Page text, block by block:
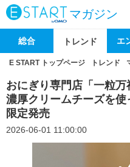
マガジン
総合 トレンド エ
E START トップページ トレンド
おにぎり専門店「一粒
濃厚クリームチーズを
限定発売
2026-06-01 11:00:00